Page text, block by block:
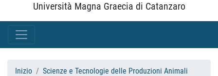
Università Magna Graecia di Catanzaro
Inizio
Scienze e Tecnologie delle Produzioni Animali